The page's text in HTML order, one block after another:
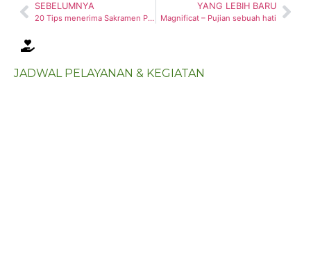
SEBELUMNYA
20 Tips menerima Sakramen Pengakuan Dosa
YANG LEBIH BARU
Magnificat – Pujian sebuah hati
JADWAL PELAYANAN & KEGIATAN